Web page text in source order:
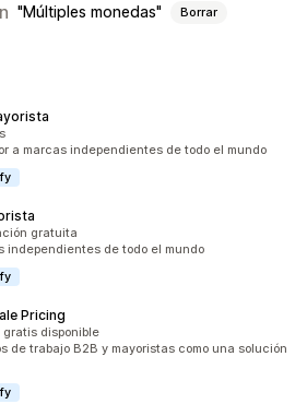
Múltiples monedas Borrar
a marcas independientes de todo el mundo
gratuita
independientes de todo el mundo
Pricing
gratis disponible
de trabajo B2B y mayoristas como una solución